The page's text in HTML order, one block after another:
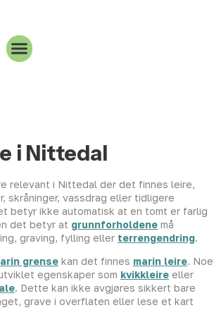
i Nittedal
relevant i Nittedal der det finnes leire,
skråninger, vassdrag eller tidligere
betyr ikke automatisk at en tomt er farlig
det betyr at grunnforholdene må
graving, fylling eller terrengendring.
grense kan det finnes marin leire. Noe
egenskaper som kvikkleire eller
. Dette kan ikke avgjøres sikkert bare
grave i overflaten eller lese et kart